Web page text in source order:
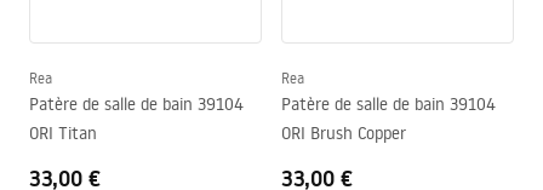
Rea
Patère de salle de bain 39104
ORI Titan
33,00 €
Rea
Patère de salle de bain 39104
ORI Brush Copper
33,00 €